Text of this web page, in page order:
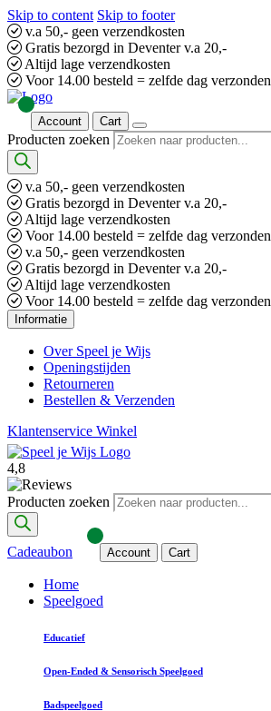
Skip to content Skip to footer
v.a 50,- geen verzendkosten
Gratis bezorgd in Deventer v.a 20,-
Altijd lage verzendkosten
Voor 14.00 besteld = zelfde dag verzonden
Account Cart
Producten zoeken
v.a 50,- geen verzendkosten
Gratis bezorgd in Deventer v.a 20,-
Altijd lage verzendkosten
Voor 14.00 besteld = zelfde dag verzonden
v.a 50,- geen verzendkosten
Gratis bezorgd in Deventer v.a 20,-
Altijd lage verzendkosten
Voor 14.00 besteld = zelfde dag verzonden
Informatie
Over Speel je Wijs
Openingstijden
Retourneren
Bestellen & Verzenden
Klantenservice Winkel
4,8
Producten zoeken
Cadeaubon Account Cart
Home
Speelgoed
Educatief
Open-Ended & Sensorisch Speelgoed
Badspeelgoed